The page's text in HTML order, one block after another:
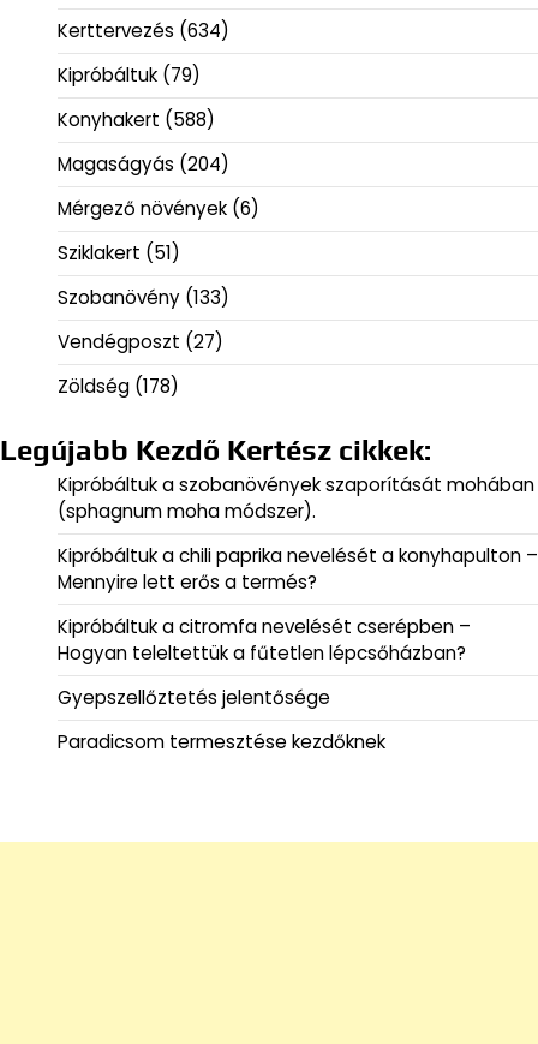
Kerttervezés (634)
Kipróbáltuk (79)
Konyhakert (588)
Magaságyás (204)
Mérgező növények (6)
Sziklakert (51)
Szobanövény (133)
Vendégposzt (27)
Zöldség (178)
Legújabb Kezdő Kertész cikkek:
Kipróbáltuk a szobanövények szaporítását mohában
(sphagnum moha módszer).
Kipróbáltuk a chili paprika nevelését a konyhapulton –
Mennyire lett erős a termés?
Kipróbáltuk a citromfa nevelését cserépben –
Hogyan teleltettük a fűtetlen lépcsőházban?
Gyepszellőztetés jelentősége
Paradicsom termesztése kezdőknek